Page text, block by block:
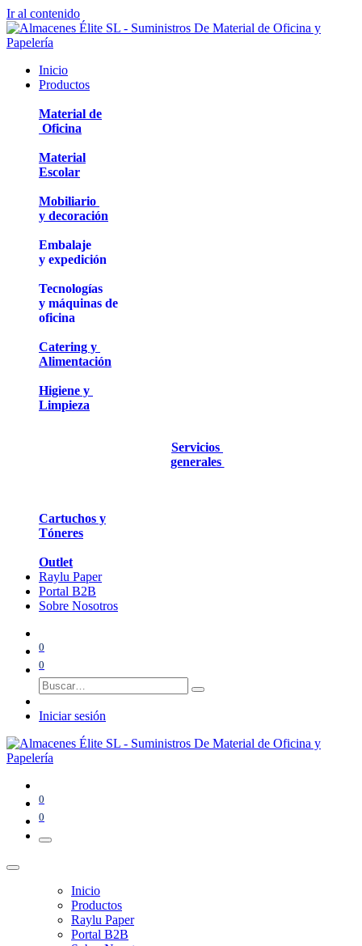
Ir al contenido
Inicio
Productos
Material de
Oficina
Material
Escolar
Mobiliario
y decoración
Embalaje
y expedición
Tecnologías
y máquinas de
oficina
Catering y
Alimentación
Higiene y
Limpieza
Servicios
generales
Cartuchos y
Tóneres
Outlet
Raylu Paper
Portal B2B
Sobre Nosotros
0
0
Iniciar sesión
0
0
Inicio
Productos
Raylu Paper
Portal B2B